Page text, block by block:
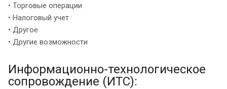
• Торговые операции
• Налоговый учет
• Другое
• Другие возможности
Информационно-технологическое
сопровождение (ИТС):